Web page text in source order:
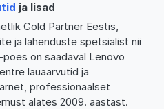
ja lisad
Gold Partner Eestis,
ja lahenduste spetsialist nii
on saadaval Lenovo
lauaarvutid ja
professionaalset
alates 2009. aastast.